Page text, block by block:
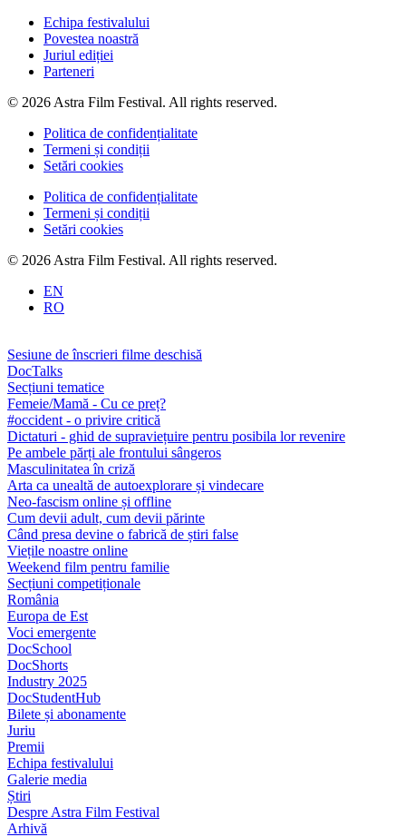
Echipa festivalului
Povestea noastră
Juriul ediției
Parteneri
© 2026 Astra Film Festival. All rights reserved.
Politica de confidențialitate
Termeni și condiții
Setări cookies
Politica de confidențialitate
Termeni și condiții
Setări cookies
© 2026 Astra Film Festival. All rights reserved.
EN
RO
Sesiune de înscrieri filme deschisă
DocTalks
Secțiuni tematice
Femeie/Mamă - Cu ce preț?
#occident - o privire critică
Dictaturi - ghid de supraviețuire pentru posibila lor revenire
Pe ambele părți ale frontului sângeros
Masculinitatea în criză
Arta ca unealtă de autoexplorare și vindecare
Neo-fascism online și offline
Cum devii adult, cum devii părinte
Când presa devine o fabrică de știri false
Viețile noastre online
Weekend film pentru familie
Secțiuni competiționale
România
Europa de Est
Voci emergente
DocSchool
DocShorts
Industry 2025
DocStudentHub
Bilete și abonamente
Juriu
Premii
Echipa festivalului
Galerie media
Știri
Despre Astra Film Festival
Arhivă